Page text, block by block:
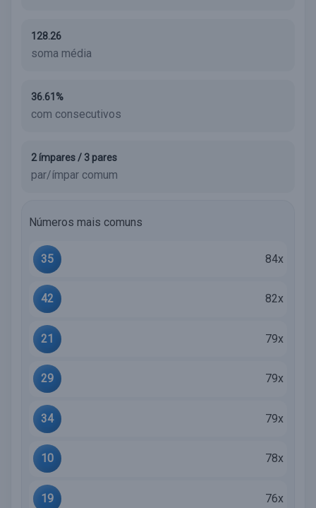
128.26
soma média
36.61%
com consecutivos
2 ímpares / 3 pares
par/ímpar comum
Números mais comuns
35 84x
42 82x
21 79x
29 79x
34 79x
10 78x
19 76x